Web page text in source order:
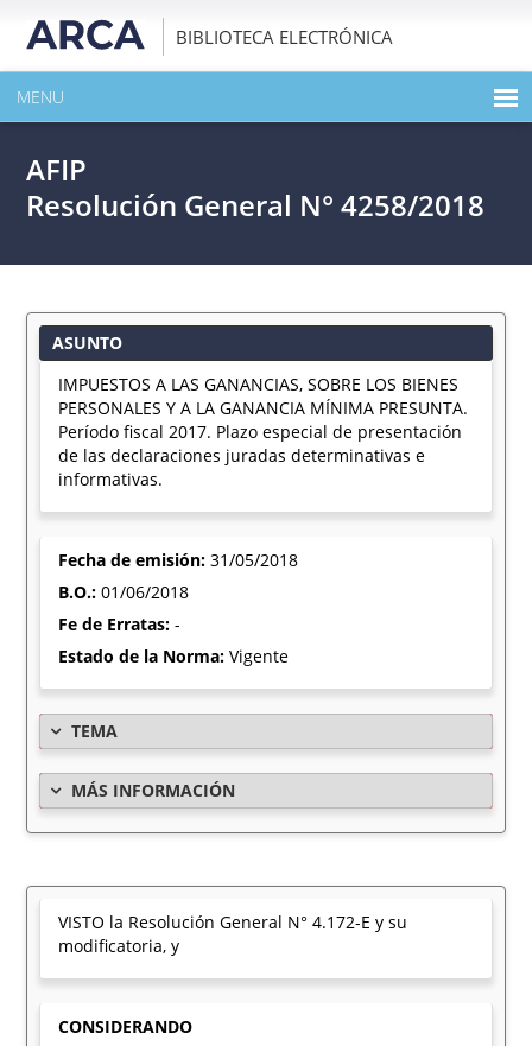
BIBLIOTECA ELECTRÓNICA
MENU
EXPANDIR TODO EL CONTENIDO DE LA PUBLICACIÓN
AFIP
Resolución General N° 4258/2018
ASUNTO
IMPUESTOS A LAS GANANCIAS, SOBRE LOS BIENES
PERSONALES Y A LA GANANCIA MÍNIMA PRESUNTA.
Período fiscal 2017. Plazo especial de presentación
de las declaraciones juradas determinativas e
informativas.
Fecha de emisión:31/05/2018
B.O.:01/06/2018
Fe de Erratas:-
Estado de la Norma:Vigente
TEMA
MÁS INFORMACIÓN
VISTO la Resolución General N° 4.172-E y su
modificatoria, y
CONSIDERANDO